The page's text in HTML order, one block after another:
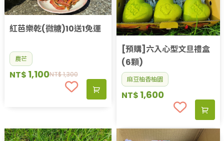
紅芭樂乾(微糖)10送1免運
農芒
NT$1,300
NT$ 1,100
[預購]六入心型文旦禮盒
(6顆)
麻豆柚香柚園
NT$ 1,600